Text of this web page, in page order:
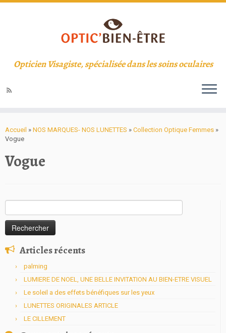
Opticien Visagiste, spécialisée dans les soins oculaires
Accueil » NOS MARQUES- NOS LUNETTES » Collection Optique Femmes »
Vogue
Vogue
Articles récents
palming
LUMIERE DE NOEL, UNE BELLE INVITATION AU BIEN-ETRE VISUEL
Le soleil a des effets bénéfiques sur les yeux
LUNETTES ORIGINALES ARTICLE
LE CILLEMENT